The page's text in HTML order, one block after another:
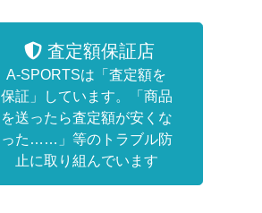
査定額保証店
A-SPORTSは「査定額を
保証」しています。「商品
を送ったら査定額が安くな
った……」等のトラブル防
止に取り組んでいます